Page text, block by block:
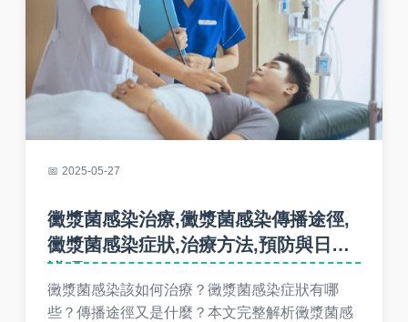
2025-05-27
黴漿菌感染治療,黴漿菌感染傳播途徑,
黴漿菌感染症狀,治療方法,預防與日常
護理
黴漿菌感染該如何治療？黴漿菌感染症狀有哪
些？傳播途徑又是什麼？本文完整解析黴漿菌感